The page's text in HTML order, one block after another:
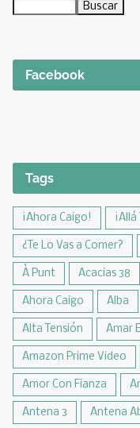
Facebook
Tags
¡Ahora Caigo! ¡Allá
¿Te Lo Vas a Comer?
À Punt Acacias 38
Ahora Caigo Alba
Alta Tensión Amar
Amazon Prime Video
Amor Con Fianza
Antena 3 Antena